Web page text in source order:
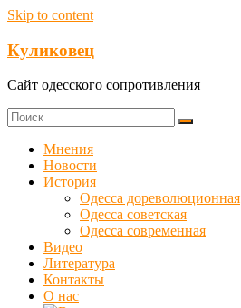
Skip to content
Куликовец
Сайт одесского сопротивления
Мнения
Новости
История
Одесса дореволюционная
Одесса советская
Одесса современная
Видео
Литература
Контакты
О нас